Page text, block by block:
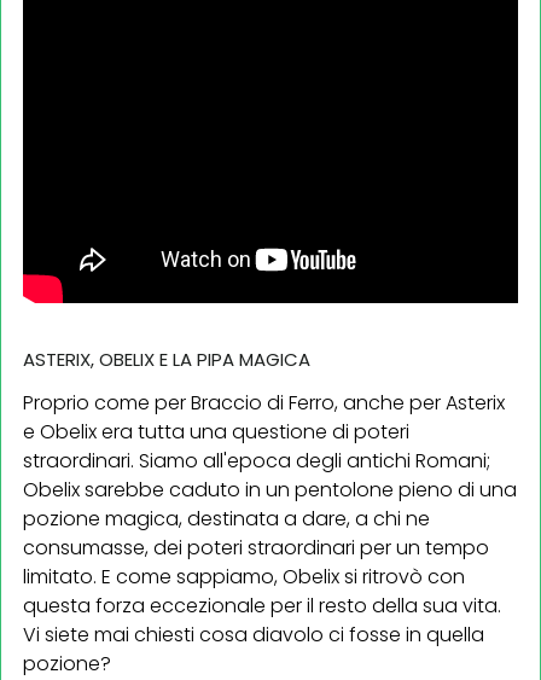
ASTERIX, OBELIX E LA PIPA MAGICA
Proprio come per Braccio di Ferro, anche per Asterix
e Obelix era tutta una questione di poteri
straordinari. Siamo all'epoca degli antichi Romani;
Obelix sarebbe caduto in un pentolone pieno di una
pozione magica, destinata a dare, a chi ne
consumasse, dei poteri straordinari per un tempo
limitato. E come sappiamo, Obelix si ritrovò con
questa forza eccezionale per il resto della sua vita.
Vi siete mai chiesti cosa diavolo ci fosse in quella
pozione?